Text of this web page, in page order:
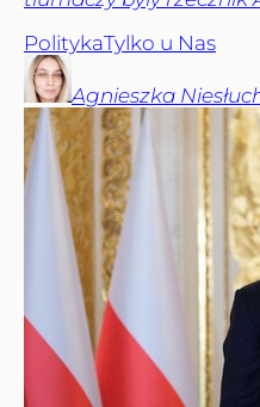
PolitykaTylko u Nas
Agnieszka